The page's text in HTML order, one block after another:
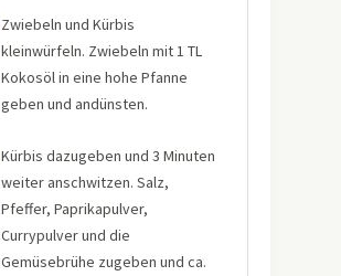
Zwiebeln und Kürbis
kleinwürfeln. Zwiebeln mit 1 TL
Kokosöl in eine hohe Pfanne
geben und andünsten.
Kürbis dazugeben und 3 Minuten
weiter anschwitzen. Salz,
Pfeffer, Paprikapulver,
Currypulver und die
Gemüsebrühe zugeben und ca.